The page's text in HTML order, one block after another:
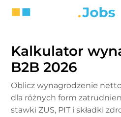
Kalkulator
B2B 2026
Oblicz wynagrodzenie
dla różnych form
stawki ZUS, PIT i składki